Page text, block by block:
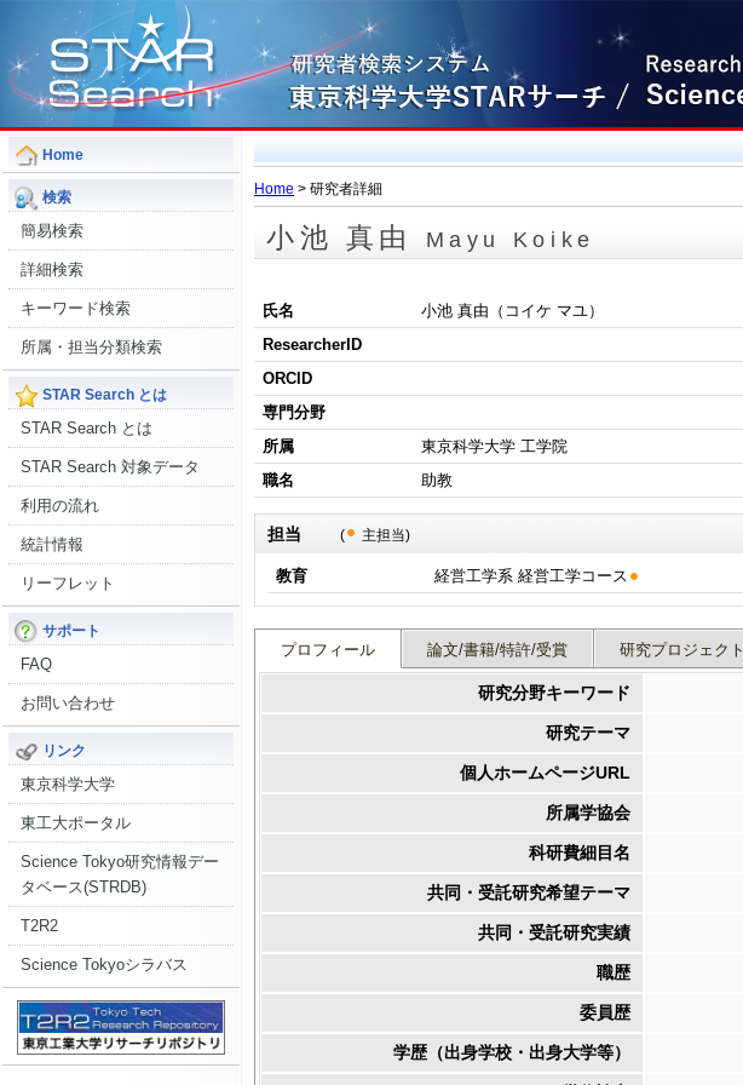
Home
検索
簡易検索
詳細検索
キーワード検索
所属・担当分類検索
STAR Search とは
STAR Search とは
STAR Search 対象データ
利用の流れ
統計情報
リーフレット
サポート
FAQ
お問い合わせ
リンク
東京科学大学
東工大ポータル
Science Tokyo研究情報デー
タベース(STRDB)
T2R2
Science Tokyoシラバス
Home > 研究者詳細
小池 真由 Mayu Koike
氏名
小池 真由（コイケ マユ）
ResearcherID
ORCID
専門分野
所属
東京科学大学 工学院
職名
助教
( 主担当)
教育 経営工学系 経営工学コース
プロフィール 論文/書籍/特許/受賞 研究プロジェクト
研究分野キーワード
研究テーマ
個人ホームページURL
所属学協会
科研費細目名
共同・受託研究希望テーマ
共同・受託研究実績
職歴
委員歴
学歴（出身学校・出身大学等）